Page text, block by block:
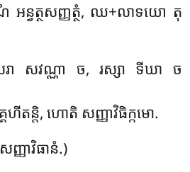
ណំ អន្វត្ថសញ្ញត្ថំ, ឈ+លាទយោ តុ
រា សវណ្ណា ច, រស្សា ទីឃា ច
គ្គហីតន្តិ, ហោតិ សញ្ញាវិធិក្កមោ.
ញ្ញាវិធានំ.)